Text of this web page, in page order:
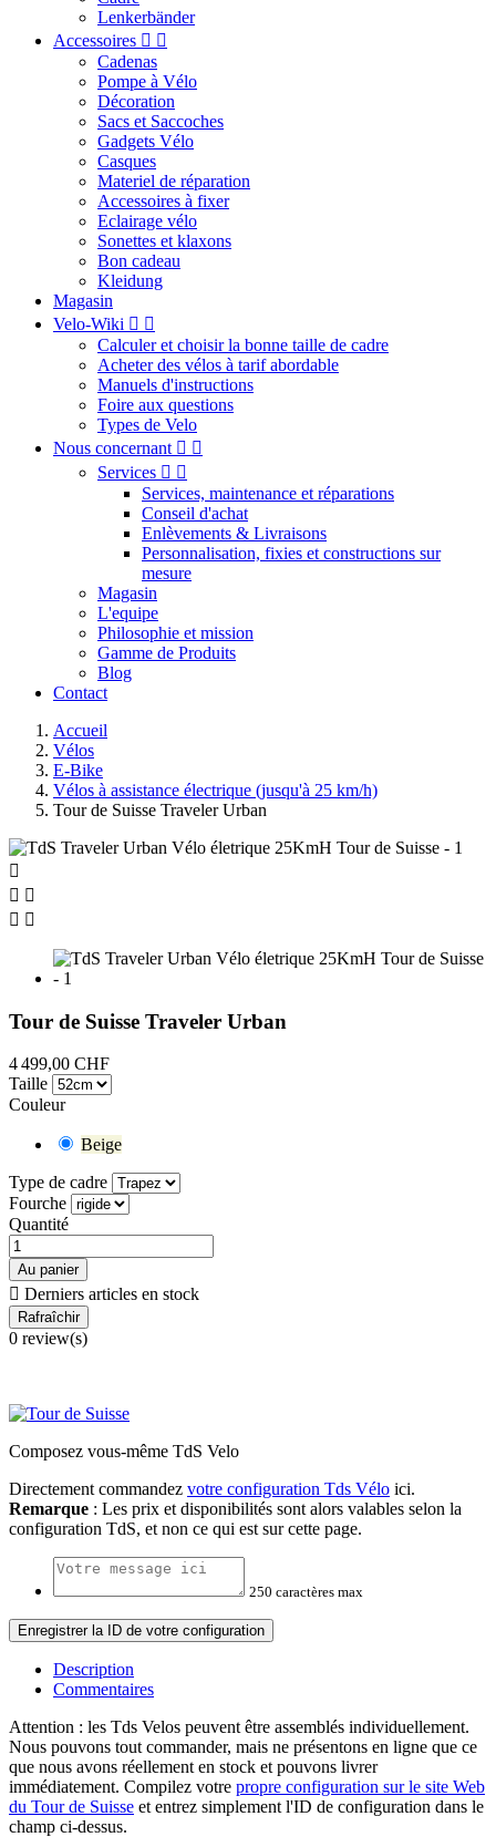
Lenkerbänder
Accessoires  
Cadenas
Pompe à Vélo
Décoration
Sacs et Saccoches
Gadgets Vélo
Casques
Materiel de réparation
Accessoires à fixer
Eclairage vélo
Sonettes et klaxons
Bon cadeau
Kleidung
Magasin
Velo-Wiki  
Calculer et choisir la bonne taille de cadre
Acheter des vélos à tarif abordable
Manuels d'instructions
Foire aux questions
Types de Velo
Nous concernant  
Services  
Services, maintenance et réparations
Conseil d'achat
Enlèvements & Livraisons
Personnalisation, fixies et constructions sur
mesure
Magasin
L'equipe
Philosophie et mission
Gamme de Produits
Blog
Contact
Accueil
Vélos
E-Bike
Vélos à assistance électrique (jusqu'à 25 km/h)
Tour de Suisse Traveler Urban

 
 
Tour de Suisse Traveler Urban
4 499,00 CHF
Taille
Couleur
Beige
Type de cadre
Fourche
Quantité
Au panier
 Derniers articles en stock
0 review(s)
Composez vous-même TdS Velo
Directement commandez votre configuration Tds Vélo ici.
Remarque : Les prix et disponibilités sont alors valables selon la
configuration TdS, et non ce qui est sur cette page.
250 caractères max
Enregistrer la ID de votre configuration
Description
Commentaires
Attention : les Tds Velos peuvent être assemblés individuellement.
Nous pouvons tout commander, mais ne présentons en ligne que ce
que nous avons réellement en stock et pouvons livrer
immédiatement. Compilez votre propre configuration sur le site Web
du Tour de Suisse et entrez simplement l'ID de configuration dans le
champ ci-dessus.